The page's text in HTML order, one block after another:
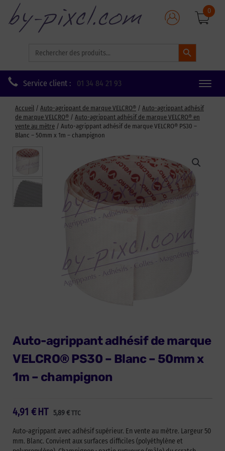
for:
Search Button
0
Service client : 01 34 84 21 93
Toggle
Accueil / Auto-agrippant de marque VELCRO® / Auto-agrippant adhésif
de marque VELCRO® / Auto-agrippant adhésif de marque VELCRO® en
vente au mètre / Auto-agrippant adhésif de marque VELCRO® PS30 –
Blanc – 50mm x 1m – champignon
Auto-agrippant adhésif de marque
VELCRO® PS30 – Blanc – 50mm x
1m – champignon
4,91 € 5,89€ TTC
HT
Auto-agrippant avec adhésif supérieur. En vente au mètre. Largeur 50
mm. Blanc. Convient aux surfaces difficiles (polyéthylène et